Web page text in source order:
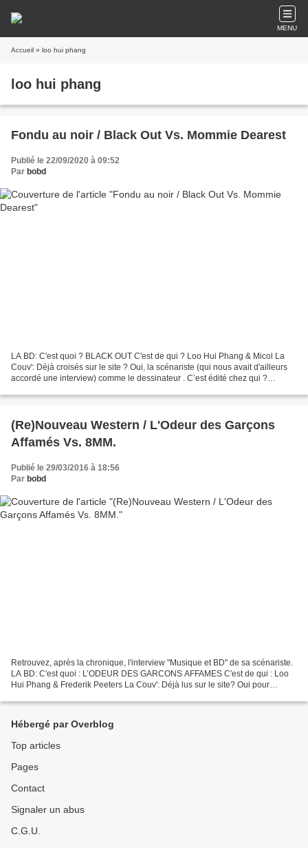
MENU
Accueil » loo hui phang
loo hui phang
Fondu au noir / Black Out Vs. Mommie Dearest
Publié le 22/09/2020 à 09:52
Par bobd
LA BD: C'est quoi ? BLACK OUT C'est de qui ? Loo Hui Phang & Micol La
Couv': Déjà croisés sur le site ? Oui, la scénariste (qui nous avait d'ailleurs
accordé une interview) comme le dessinateur . C’est édité chez qui ?
(Re)Nouveau Western / L'Odeur des Garçons
Affamés Vs. 8MM.
Publié le 29/03/2016 à 18:56
Par bobd
Retrouvez, après la chronique, l'interview "Musique et BD" de sa scénariste.
LA BD: C'est quoi : L’ODEUR DES GARCONS AFFAMES C'est de qui : Loo
Hui Phang & Frederik Peeters La Couv': Déjà lus sur le site? Oui pour
Hébergé par Overblog
Top articles
Pages
Contact
Signaler un abus
C.G.U.